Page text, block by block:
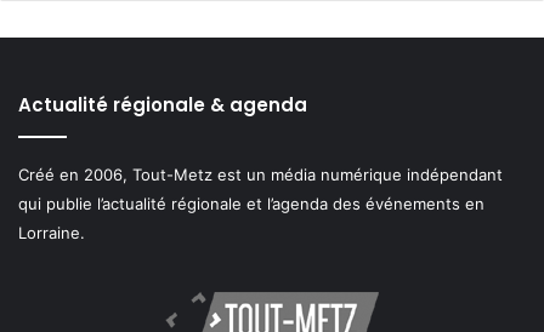
Actualité régionale & agenda
Créé en 2006, Tout-Metz est un média numérique indépendant
qui publie l’actualité régionale et l’agenda des événements en
Lorraine.